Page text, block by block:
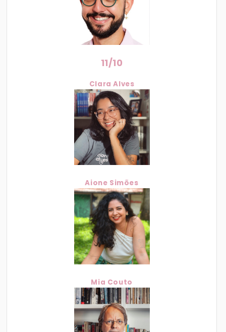
11/10
Clara Alves
Aione Simões
Mia Couto